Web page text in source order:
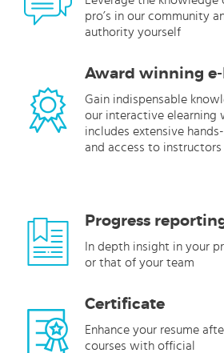
pro’s in our community
authority yourself
Award winning
Gain indispensable
our interactive elearning
includes extensive
and access to instructors
Progress
In depth insight in your
or that of your team
Certificate
Enhance your resume
courses with official